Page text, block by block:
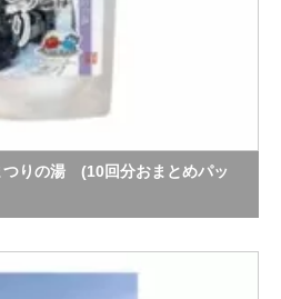
りの湯 (10回分おまとめパッ